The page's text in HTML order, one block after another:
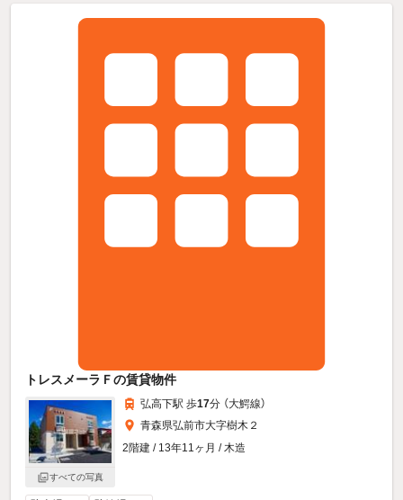
トレスメーラＦの賃貸物件
すべての写真
弘高下駅 歩17分 （大鰐線）
青森県弘前市大字樹木２
2階建 / 13年11ヶ月 / 木造